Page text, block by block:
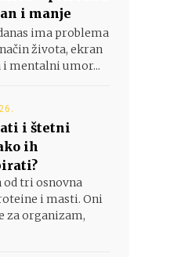
i manje
ima problema
života, ekran
mentalni umor...
i štetni
ih
tri osnovna
i masti. Oni
za organizam,